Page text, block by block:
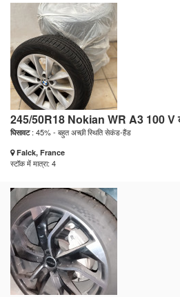
245/50R18 Nokian WR A3 100 V
घिसावट: 45% - बहुत अच्छी स्थिति सेकंड-हैंड
Falck, France
स्टॉक में मात्रा: 4